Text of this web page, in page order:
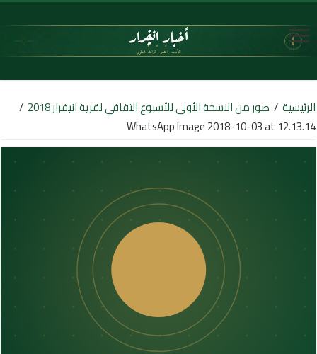
الرئيسية / صور من النسخة الأولى للأسبوع الثقافي لقرية انيفرار 2018
/
WhatsApp Image 2018-10-03 at 12.13.14